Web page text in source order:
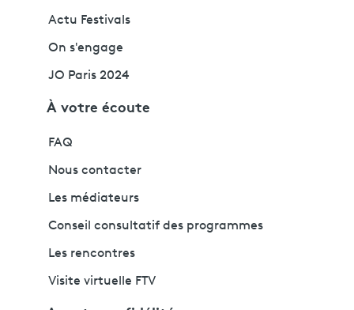
Actu Festivals
On s'engage
JO Paris 2024
À votre écoute
FAQ
Nous contacter
Les médiateurs
Conseil consultatif des programmes
Les rencontres
Visite virtuelle FTV